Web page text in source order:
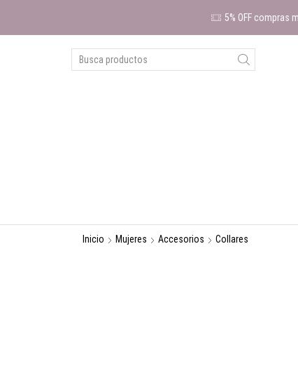
5% OFF compras
Inicio
Mujeres Accesorios Collares